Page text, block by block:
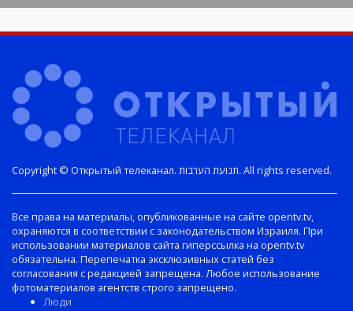
Copyright © Открытый телеканал. תנועת הערבות. All rights reserved.
Все права на материалы, опубликованные на сайте opentv.tv,
охраняются в соответствии с законодательством Израиля. При
использовании материалов сайта гиперссылка на opentv.tv
обязательна. Перепечатка эксклюзивных статей без
согласования с редакцией запрещена. Любое использование
фотоматериалов агентств строго запрещено.
Люди